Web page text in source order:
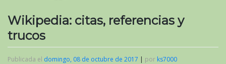
Wikipedia: citas, referencias y
trucos
Publicada el domingo, 08 de octubre de 2017 | por ks7000